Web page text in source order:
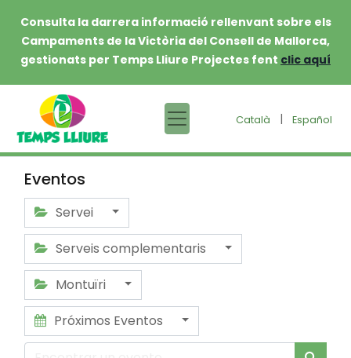
Consulta la darrera informació rellenvant sobre els
Campaments de la Victòria del Consell de Mallorca,
gestionats per Temps Lliure Projectes fent clic aquí
Català | Español
Eventos
Servei
Serveis complementaris
Montuïri
Próximos Eventos